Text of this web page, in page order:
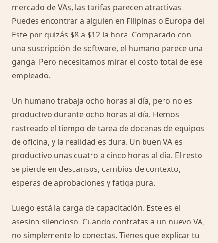
mercado de VAs, las tarifas parecen atractivas.
Puedes encontrar a alguien en Filipinas o Europa del
Este por quizás $8 a $12 la hora. Comparado con
una suscripción de software, el humano parece una
ganga. Pero necesitamos mirar el costo total de ese
empleado.
Un humano trabaja ocho horas al día, pero no es
productivo durante ocho horas al día. Hemos
rastreado el tiempo de tarea de docenas de equipos
de oficina, y la realidad es dura. Un buen VA es
productivo unas cuatro a cinco horas al día. El resto
se pierde en descansos, cambios de contexto,
esperas de aprobaciones y fatiga pura.
Luego está la carga de capacitación. Este es el
asesino silencioso. Cuando contratas a un nuevo VA,
no simplemente lo conectas. Tienes que explicar tu